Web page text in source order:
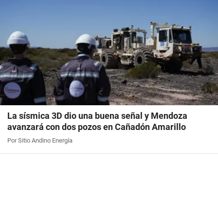
La sísmica 3D dio una buena señal y Mendoza
avanzará con dos pozos en Cañadón Amarillo
Por Sitio Andino Energía